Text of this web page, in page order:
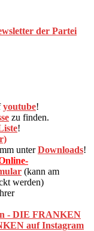
der Partei
youtube!
zu finden.
!
unterDownloads!
(kann am
werden)
- DIE FRANKEN
auf Instagram